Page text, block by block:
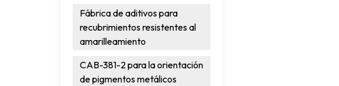
Fábrica de aditivos para
recubrimientos resistentes al
amarilleamiento
CAB-381-2 para la orientación
de pigmentos metálicos